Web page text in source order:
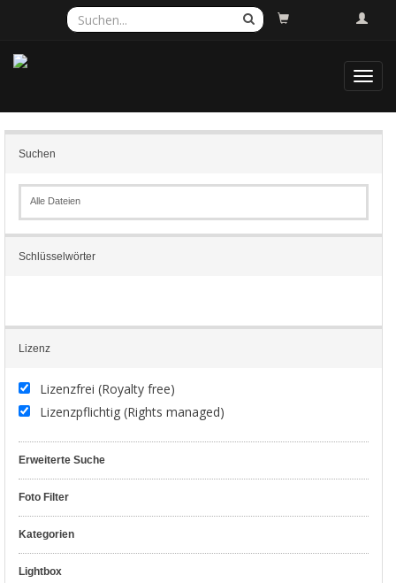
Suchen
Alle Dateien
Schlüsselwörter
Lizenz
Lizenzfrei (Royalty free)
Lizenzpflichtig (Rights managed)
Erweiterte Suche
Foto Filter
Kategorien
Lightbox